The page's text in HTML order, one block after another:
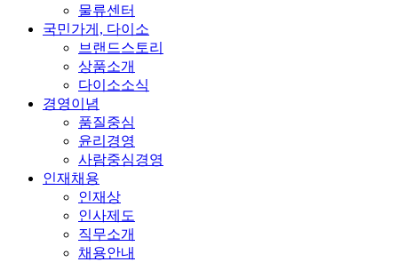
물류센터
국민가게, 다이소
브랜드스토리
상품소개
다이소소식
경영이념
품질중심
윤리경영
사람중심경영
인재채용
인재상
인사제도
직무소개
채용안내